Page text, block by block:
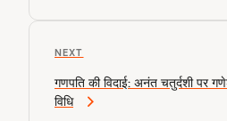
n
o
s
P
o
N
x
t
NEXT
गणपति की विदाई: अनंत चतुर्दशी पर
विधि